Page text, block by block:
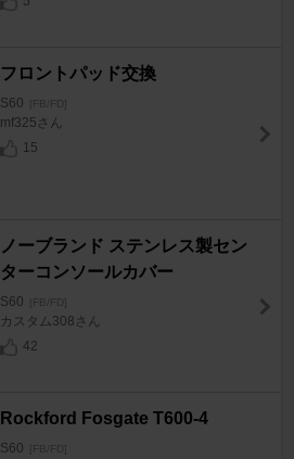
フロントパッド交換
S60 [FB/FD]
mf325さん
15
ノーブランド ステンレス製セン
ターコンソールカバー
S60 [FB/FD]
カスタム308さん
42
Rockford Fosgate T600-4
S60 [FB/FD]